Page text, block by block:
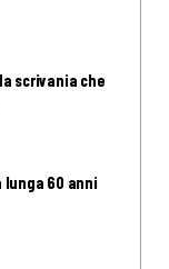
scrivania che
60 anni